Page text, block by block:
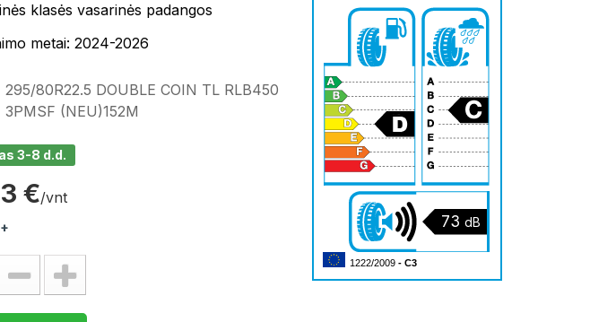
klasės vasarinės padangos
metai: 2024-2026
295/80R22.5 DOUBLE COIN TL RLB450
3PMSF (NEU)152M
3-8 d.d.
€/vnt
73 dB
1222/2009 - C3